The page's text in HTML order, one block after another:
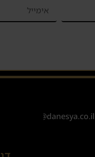
Sales@danesya.co.il